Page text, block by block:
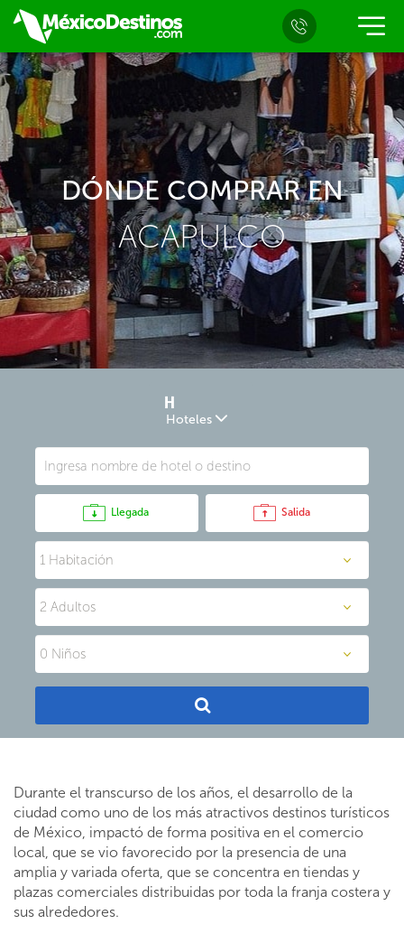
DÓNDE COMPRAR EN
ACAPULCO
Hoteles
Llegada Salida
Durante el transcurso de los años, el desarrollo de la
ciudad como uno de los más atractivos destinos turísticos
de México, impactó de forma positiva en el comercio
local, que se vio favorecido por la presencia de una
amplia y variada oferta, que se concentra en tiendas y
plazas comerciales distribuidas por toda la franja costera y
sus alrededores.